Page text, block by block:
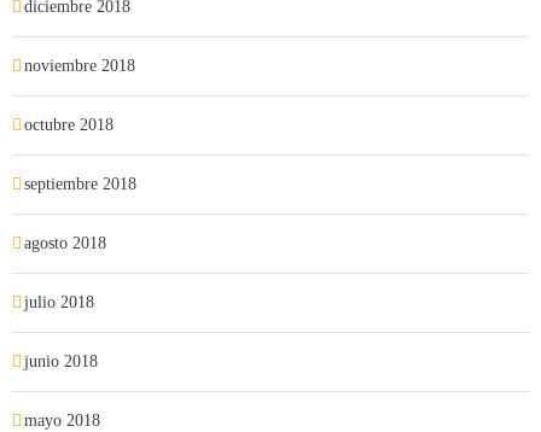
diciembre 2018
noviembre 2018
octubre 2018
septiembre 2018
agosto 2018
julio 2018
junio 2018
mayo 2018